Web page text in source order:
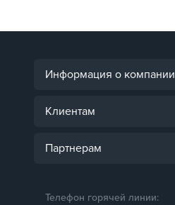
Информация о компании
Клиентам
Партнерам
Телефон горячей линии: